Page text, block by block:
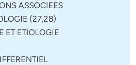
ASSOCIEES
(27,28)
ET ETIOLOGIE